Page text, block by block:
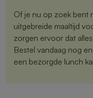
Of je nu op zoek bent
uitgebreide maaltijd
zorgen ervoor dat
Bestel vandaag nog
een bezorgde lunch